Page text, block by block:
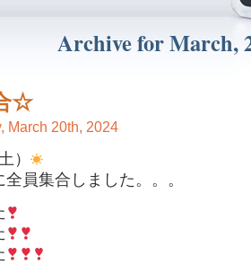
Archive for March,
☆
March 20th, 2024
）
員集合しました。。。